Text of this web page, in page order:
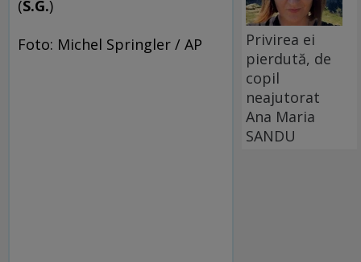
(S.G.)
Foto: Michel Springler / AP
Privirea ei
pierdută, de
copil
neajutorat
Ana Maria
SANDU